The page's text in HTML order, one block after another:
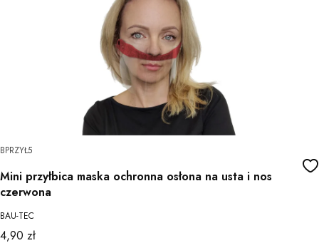
BPRZYŁ5
Mini przyłbica maska ochronna osłona na usta i nos
czerwona
BAU-TEC
Cena
4,90 zł